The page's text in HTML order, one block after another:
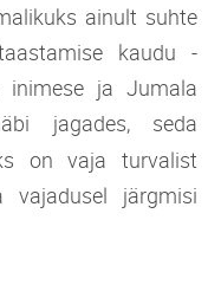
ainult suhte
kaudu -
ja Jumala
jagades, seda
on vaja turvalist
järgmisi